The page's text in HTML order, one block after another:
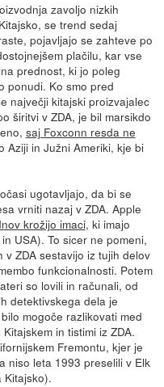
zavoljo nizkih
se trend sedaj
pojavljajo se zahteve po
plačilu, kar vse
prednost, ki jo poleg
ponudi. Ko smo pred
največji kitajski proizvajalec
širitvi v ZDA, je bil marsikdo
saj Foxconn resda ne
Aziji in Južni Ameriki, kje bi
ugotavljajo, da bi se
vrniti nazaj v ZDA. Apple
krožijo imaci, ki imajo
USA). To sicer ne pomeni,
ZDA sestavijo iz tujih delov
funkcionalnosti. Potem
so lovili in računali, od
detektivskega dela je
mogoče razlikovati med
in tistimi iz ZDA.
Fremontu, kjer je
niso leta 1993 preselili v Elk
Kitajsko).